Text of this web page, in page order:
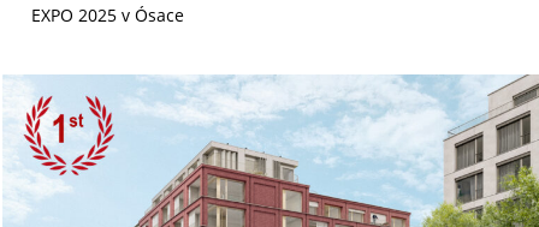
EXPO 2025 v Ósace